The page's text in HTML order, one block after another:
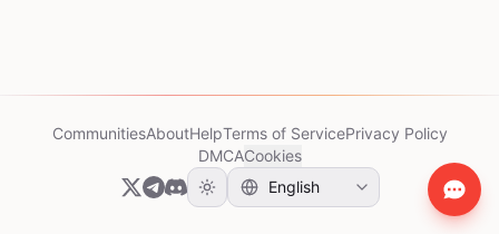
CommunitiesAboutHelpTerms of ServicePrivacy Policy
DMCACookies